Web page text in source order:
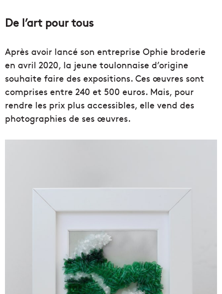
De l’art pour tous
Après avoir lancé son entreprise Ophie broderie
en avril 2020, la jeune toulonnaise d’origine
souhaite faire des expositions. Ces œuvres sont
comprises entre 240 et 500 euros. Mais, pour
rendre les prix plus accessibles, elle vend des
photographies de ses œuvres.